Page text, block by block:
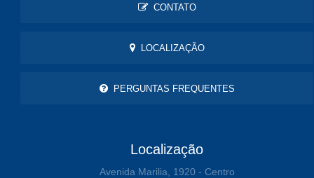
CONTATO
LOCALIZAÇÃO
PERGUNTAS FREQUENTES
Localização
Avenida Marilia, 1920 - Centro